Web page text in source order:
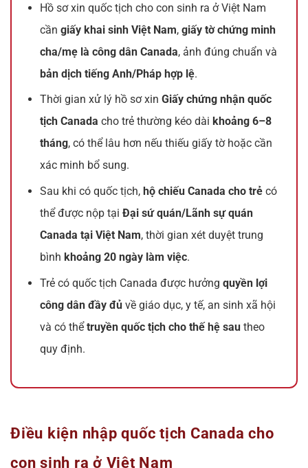
Hồ sơ xin quốc tịch cho con sinh ra ở Việt Nam
cầngiấy khai sinh Việt Nam,giấy tờ chứng minh
cha/mẹ là công dân Canada, ảnh đúng chuẩn và
bản dịch tiếng Anh/Pháp hợp lệ.
Thời gian xử lý hồ sơ xinGiấy chứng nhận quốc
tịch Canada cho trẻ thường kéo dài khoảng 6–8
tháng, có thể lâu hơn nếu thiếu giấy tờ hoặc cần
xác minh bổ sung.
Sau khi có quốc tịch,hộ chiếu Canada cho trẻ có
thể được nộp tạiĐại sứ quán/Lãnh sự quán
Canada tại Việt Nam, thời gian xét duyệt trung
bìnhkhoảng 20 ngày làm việc.
Trẻ có quốc tịch Canada được hưởngquyền lợi
công dân đầy đủ về giáo dục, y tế, an sinh xã hội
và có thểtruyền quốc tịch cho thế hệ sau theo
quy định.
Điều kiện nhập quốc tịch Canada cho
con sinh ra ở Việt Nam